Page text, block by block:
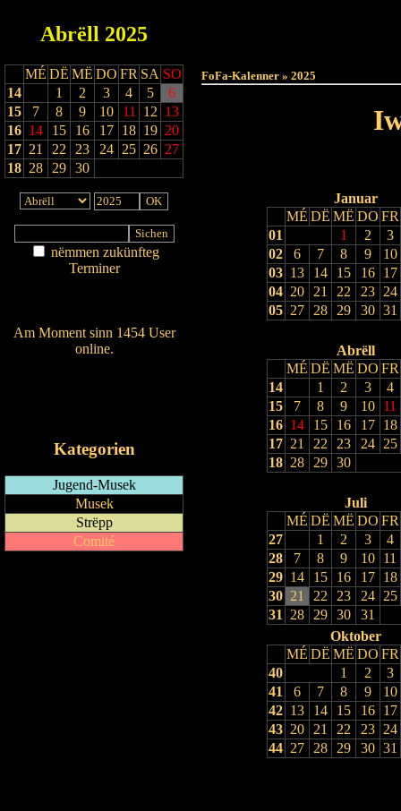
Abrëll 2025
MÉ DË MË DO FR SA SO
14
1 2 3 4 5
6
15
7 8 9 10 11 12 13
16 14 15 16 17 18 19 20
17 21 22 23 24 25 26 27
18 28 29 30
nëmmen zukünfteg
Terminer
Am Moment sinn 1454 User
online.
Kategorien
Jugend-Musek
Musek
Strëpp
Comité
FoFa-Kalenner » 2025
Januar
MÉ DË MË DO FR
01
1 2
3
02
6 7 8 9
10
03 13 14 15 16
17
04 20 21 22 23
24
05 27 28 29 30 31
Abrëll
MÉ DË MË DO FR
14
1 2 3
4
15
7 8 9 10
11
16 14 15 16 17
18
17 21 22 23 24
25
18 28 29 30
Juli
MÉ DË MË DO FR
27
1 2 3
4
28
7 8 9 10
11
29 14 15 16 17
18
30 21 22 23 24
25
31
28 29 30
31
Oktober
MÉ DË MË DO FR
40
1 2
3
41
6 7 8 9
10
42 13 14 15 16
17
43 20 21 22 23
24
44 27 28 29 30 31